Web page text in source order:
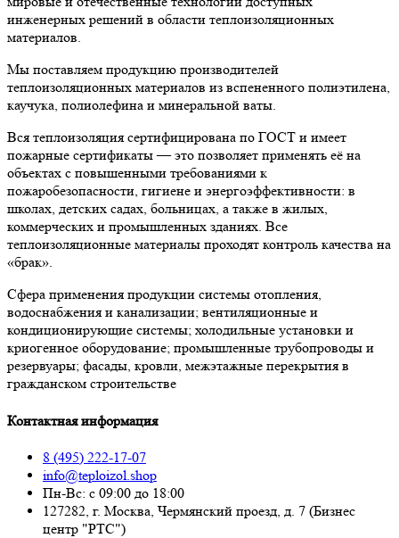
инженерных решений в области теплоизоляционных
материалов.
Мы поставляем продукцию производителей
теплоизоляционных материалов из вспененного полиэтилена,
каучука, полиолефина и минеральной ваты.
Вся теплоизоляция сертифицирована по ГОСТ и имеет
пожарные сертификаты — это позволяет применять её на
объектах с повышенными требованиями к
пожаробезопасности, гигиене и энергоэффективности: в
школах, детских садах, больницах, а также в жилых,
коммерческих и промышленных зданиях. Все
теплоизоляционные материалы проходят контроль качества на
«брак».
Сфера применения продукции системы отопления,
водоснабжения и канализации; вентиляционные и
кондиционирующие системы; холодильные установки и
криогенное оборудование; промышленные трубопроводы и
резервуары; фасады, кровли, межэтажные перекрытия в
гражданском строительстве
Контактная информация
8 (495) 222-17-07
info@teploizol.shop
Пн-Вс: с 09:00 до 18:00
127282, г. Москва, Чермянский проезд, д. 7 (Бизнес
центр "РТС")